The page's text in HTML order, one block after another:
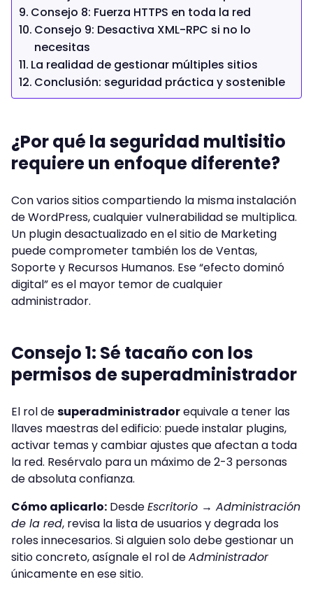
Consejo 8: Fuerza HTTPS en toda la red
Consejo 9: Desactiva XML-RPC si no lo
necesitas
La realidad de gestionar múltiples sitios
Conclusión: seguridad práctica y sostenible
¿Por qué la seguridad multisitio
requiere un enfoque diferente?
Con varios sitios compartiendo la misma instalación
de WordPress, cualquier vulnerabilidad se multiplica.
Un plugin desactualizado en el sitio de Marketing
puede comprometer también los de Ventas,
Soporte y Recursos Humanos. Ese “efecto dominó
digital” es el mayor temor de cualquier
administrador.
Consejo 1: Sé tacaño con los
permisos de superadministrador
El rol desuperadministradorequivale a tener las
llaves maestras del edificio: puede instalar plugins,
activar temas y cambiar ajustes que afectan a toda
la red. Resérvalo para un máximo de 2-3 personas
de absoluta confianza.
Cómo aplicarlo: DesdeEscritorio → Administración
de la red, revisa la lista de usuarios y degrada los
roles innecesarios. Si alguien solo debe gestionar un
sitio concreto, asígnale el rol deAdministrador
únicamente en ese sitio.